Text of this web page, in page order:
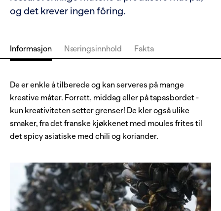
og det krever ingen fôring.
Informasjon Næringsinnhold Fakta
De er enkle å tilberede og kan serveres på mange
kreative måter. Forrett, middag eller på tapasbordet -
kun kreativiteten setter grenser! De kler også ulike
smaker, fra det franske kjøkkenet med moules frites til
det spicy asiatiske med chili og koriander.